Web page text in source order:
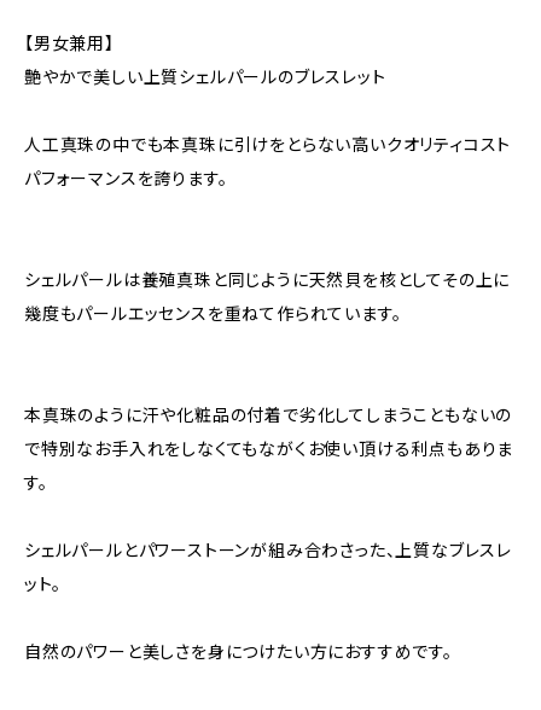
【男女兼用】
艶やかで美しい上質シェルパールのブレスレット
人工真珠の中でも本真珠に引けをとらない高いクオリティコスト
パフォーマンスを誇ります。
シェルパールは養殖真珠と同じように天然貝を核としてその上に
幾度もパールエッセンスを重ねて作られています。
本真珠のように汗や化粧品の付着で劣化してしまうこともないの
で特別なお手入れをしなくてもながくお使い頂ける利点もありま
す。
シェルパールとパワーストーンが組み合わさった、上質なブレスレ
ット。
自然のパワーと美しさを身につけたい方におすすめです。